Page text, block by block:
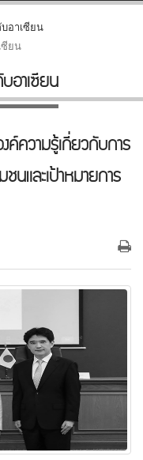
อาเซียน
ซียน
อาเซียน
ค์ความรู้เกี่ยวกับการ
และเป้าหมายการ